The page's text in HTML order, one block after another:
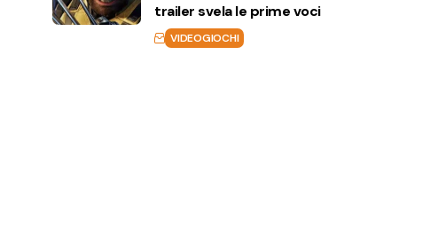
trailer svela le prime voci
VIDEOGIOCHI